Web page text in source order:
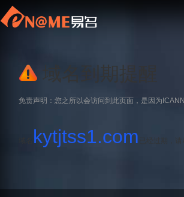
域名到期提醒
免责声明：您之所以会访问到此页面，是因为
kytjtss1.com 已经过期，